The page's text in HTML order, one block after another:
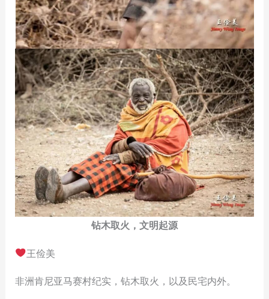
钻木取火，文明起源
王俭美
非洲肯尼亚马赛村纪实，钻木取火，以及民宅内外。